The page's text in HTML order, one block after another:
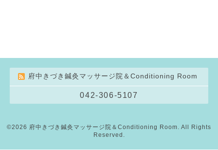
府中きづき鍼灸マッサージ院＆Conditioning Room
042-306-5107
©2026 府中きづき鍼灸マッサージ院＆Conditioning Room . All Rights
Reserved.